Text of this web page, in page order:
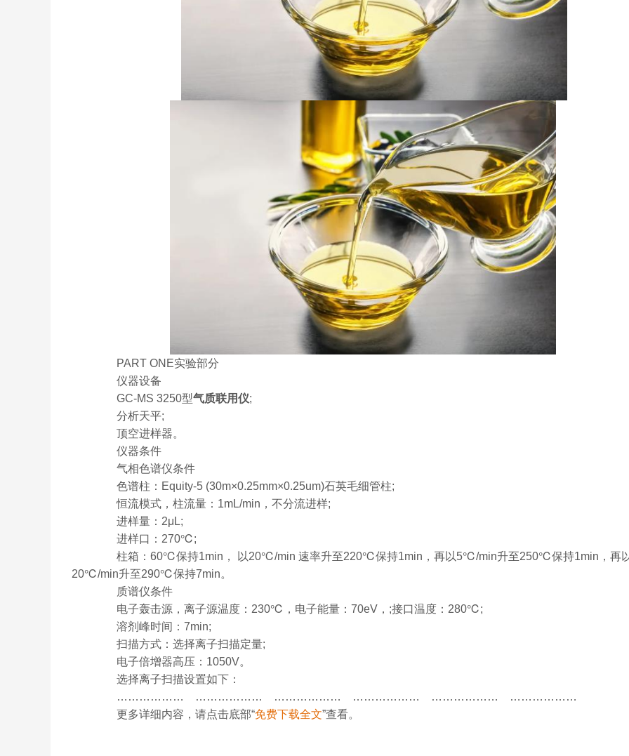
PART ONE实验部分
仪器设备
GC-MS 3250型气质联用仪;
分析天平;
顶空进样器。
仪器条件
气相色谱仪条件
色谱柱：Equity-5 (30m×0.25mm×0.25um)石英毛细管柱;
恒流模式，柱流量：1mL/min，不分流进样;
进样量：2μL;
进样口：270℃;
柱箱：60℃保持1min， 以20℃/min 速率升至220℃保持1min，再以5℃/min升至250℃保持1min，再
20℃/min升至290℃保持7min。
质谱仪条件
电子轰击源，离子源温度：230℃，电子能量：70eV，;接口温度：280℃;
溶剂峰时间：7min;
扫描方式：选择离子扫描定量;
电子倍增器高压：1050V。
选择离子扫描设置如下：
……………… ……………… ……………… ……………… ……………… ………………
更多详细内容，请点击底部“免费下载全文”查看。